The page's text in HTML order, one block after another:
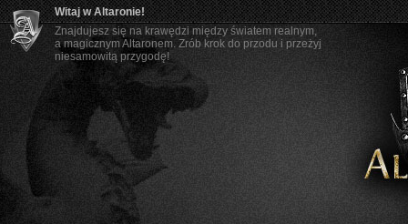
Witaj w Altaronie!
Znajdujesz się na krawędzi między światem realnym,
a magicznym Altaronem. Zrób krok do przodu i przeżyj
niesamowitą przygodę!